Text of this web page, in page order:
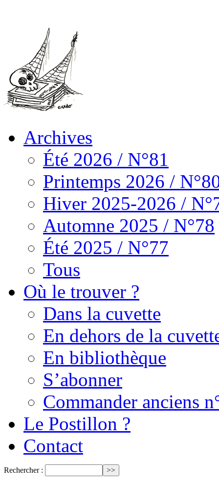
Archives
Été 2026 / N°81
Printemps 2026 /
Hiver 2025-2026 /
Automne 2025 / N°78
Été 2025 / N°77
Tous
Où le trouver ?
Dans la cuvette
En dehors de la
En bibliothèque
S’abonner
Commander anciens
Le Postillon ?
Contact
Rechercher :